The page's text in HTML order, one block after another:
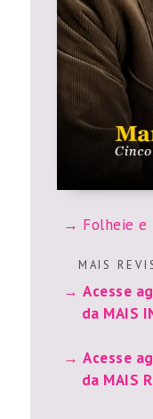
Folheie e
M A I S R E V I
Acesse
da MAIS
Acesse
da MAIS